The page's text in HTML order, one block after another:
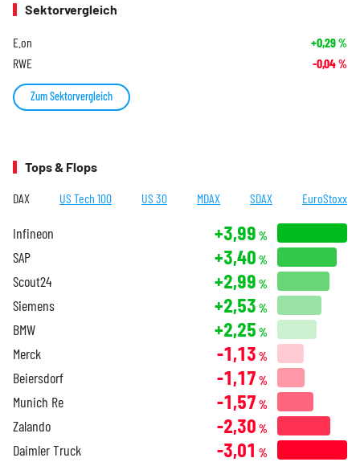
Sektorvergleich
E.on +0,29%
RWE -0,04%
Zum Sektorvergleich
Tops & Flops
DAX US Tech 100 US 30 MDAX SDAX EuroStoxx
Infineon +3,99 %
SAP +3,40 %
Scout24 +2,99 %
Siemens +2,53 %
BMW +2,25 %
Merck -1,13 %
Beiersdorf -1,17 %
Munich Re -1,57 %
Zalando -2,30 %
Daimler Truck -3,01 %